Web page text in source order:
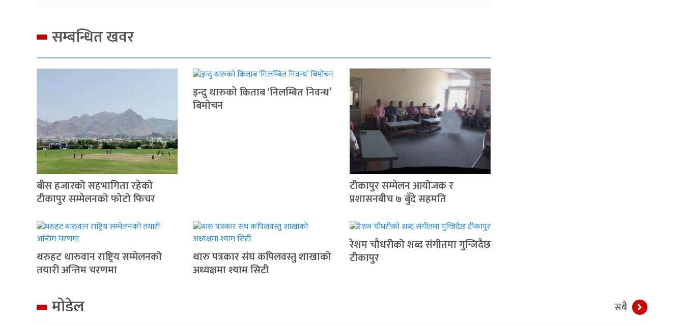
सम्बन्धित खवर
बीस हजारको सहभागिता रहेको
टीकापुर सम्मेलनको फोटो फिचर
इन्दु थारुको किताब ‘निलम्बित निवन्ध’
बिमोचन
टीकापुर सम्मेलन आयोजक र
प्रशासनबीच ७ बुँदे सहमति
थरुहट थारुवान राष्ट्रिय सम्मेलनको
तयारी अन्तिम चरणमा
थारु पत्रकार संघ कपिलवस्तु शाखाको
अध्यक्षमा श्याम सिटी
रेशम चौधरीको शब्द संगीतमा गुन्जिदैछ
टीकापुर
मोडेल सबै